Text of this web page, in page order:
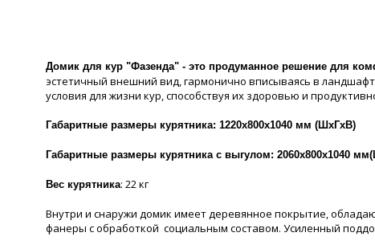
Домик для кур "Фазенда" - это продуманное решение для
эстетичный внешний вид, гармонично вписываясь в
условия для жизни кур, способствуя их здоровью и
Габаритные размеры курятника: 1220х800х1040 мм (ШхГхВ)
Габаритные размеры курятника с выгулом: 2060х800х1040
Вес курятника: 22 кг
Внутри и снаружи домик имеет деревянное покрытие,
фанеры с обработкой социальным составом. Усиленный